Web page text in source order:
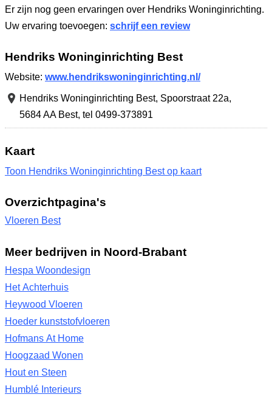
Er zijn nog geen ervaringen over Hendriks Woninginrichting.
Uw ervaring toevoegen: schrijf een review
Hendriks Woninginrichting Best
Website: www.hendrikswoninginrichting.nl/
Hendriks Woninginrichting Best, Spoorstraat 22a,
5684 AA Best, tel 0499-373891
Kaart
Toon Hendriks Woninginrichting Best op kaart
Overzichtpagina's
Vloeren Best
Meer bedrijven in Noord-Brabant
Hespa Woondesign
Het Achterhuis
Heywood Vloeren
Hoeder kunststofvloeren
Hofmans At Home
Hoogzaad Wonen
Hout en Steen
Humblé Interieurs